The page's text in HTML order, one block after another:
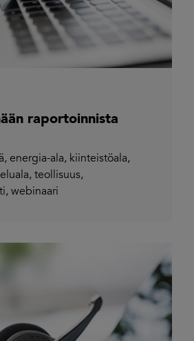
raportoinnista
, energia-ala, kiinteistöala,
, teollisuus,
, webinaari